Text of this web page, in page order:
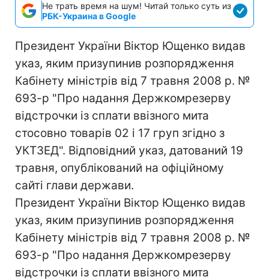
Не трать время на шум! Читай только суть из
РБК-Украина в Google
Президент України Віктор Ющенко видав
указ, яким призупинив розпорядження
Кабінету міністрів від 7 травня 2008 р. №
693-р "Про надання Держкомрезерву
відстрочки із сплати ввізного мита
стосовно товарів 02 і 17 груп згідно з
УКТЗЕД". Відповідний указ, датований 19
травня, опублікований на офіційному
сайті глави держави.
Президент України Віктор Ющенко видав
указ, яким призупинив розпорядження
Кабінету міністрів від 7 травня 2008 р. №
693-р "Про надання Держкомрезерву
відстрочки із сплати ввізного мита